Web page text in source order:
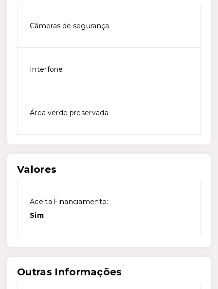
Câmeras de segurança
Interfone
Área verde preservada
Valores
Aceita Financiamento:
Sim
Outras Informações